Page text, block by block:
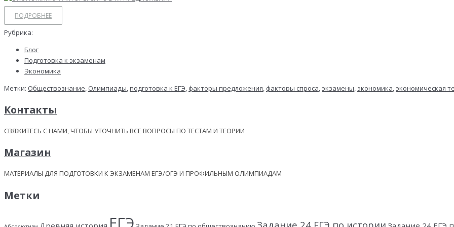
ПОДРОБНЕЕ
Рубрика:
Блог
Подготовка к экзаменам
Экономика
Метки: Обществознание, Олимпиады,подготовка к ЕГЭ, факторы предложения, факторы спроса, экзамены, экономика, экономическая
Контакты
СВЯЖИТЕСЬ С НАМИ, ЧТОБЫ УТОЧНИТЬ ВСЕ ВОПРОСЫ ПО ТЕСТАМ И ТЕОРИИ
Магазин
МАТЕРИАЛЫ ДЛЯ ПОДГОТОВКИ К ЭКЗАМЕНАМ ЕГЭ/ОГЭ И ПРОФИЛЬНЫМ ОЛИМПИАДАМ
Метки
ЕГЭ